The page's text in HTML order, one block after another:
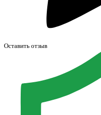
Оставить отзыв